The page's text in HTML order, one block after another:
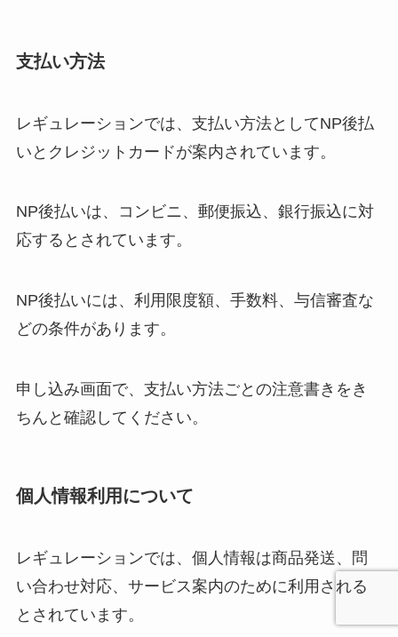
支払い方法
レギュレーションでは、支払い方法としてNP後払
いとクレジットカードが案内されています。
NP後払いは、コンビニ、郵便振込、銀行振込に対
応するとされています。
NP後払いには、利用限度額、手数料、与信審査な
どの条件があります。
申し込み画面で、支払い方法ごとの注意書きをき
ちんと確認してください。
個人情報利用について
レギュレーションでは、個人情報は商品発送、問
い合わせ対応、サービス案内のために利用される
とされています。